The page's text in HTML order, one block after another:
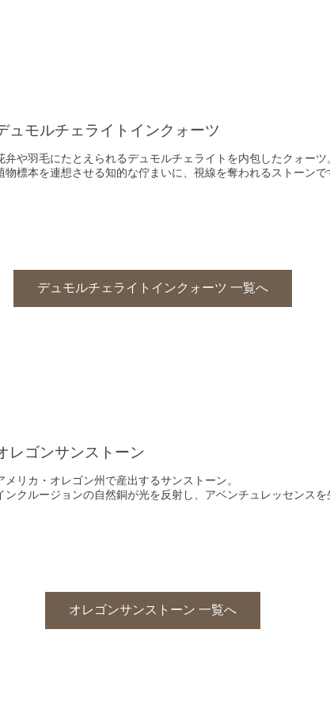
ュモルチェライトインクォーツ
弁や羽毛にたとえられるデュモルチェライトを内包したクォーツ
物標本を連想させる知的な佇まいに、視線を奪われるストーンで
デュモルチェライトインクォーツ 一覧へ
レゴンサンストーン
メリカ・オレゴン州で産出するサンストーン。
ンクルージョンの自然銅が光を反射し、アベンチュレッセンス
オレゴンサンストーン 一覧へ